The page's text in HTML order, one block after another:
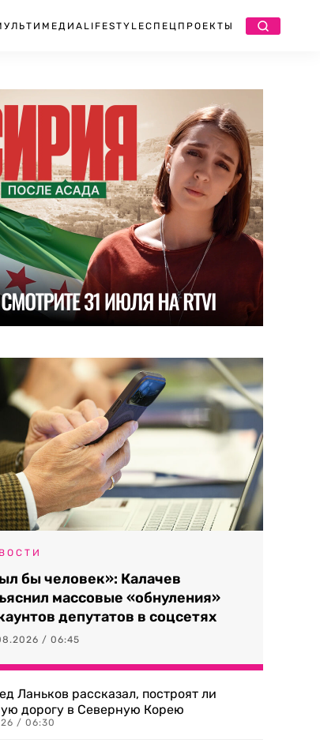
LIFESTYLEСПЕЦПРОЕКТЫ
бы человек»: Калачев
массовые «обнуления»
депутатов в соцсетях
/ 06:45
Ланьков рассказал, построят ли
дорогу в Северную Корею
/ 06:30